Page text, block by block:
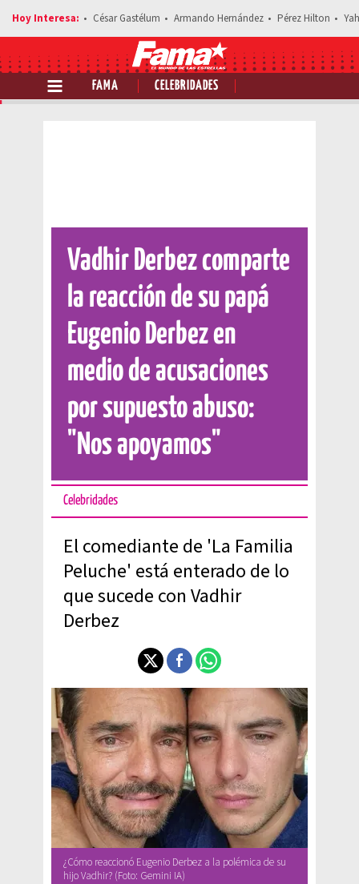
César Gastélum Armando Hernández Pérez Hilton
FAMA CELEBRIDADES
Comparte esta noticia
Vadhir Derbez comparte
la reacción de su papá
Eugenio Derbez en
medio de acusaciones
por supuesto abuso:
"Nos apoyamos"
Celebridades
El comediante de 'La Familia
Peluche' está enterado de lo
que sucede con Vadhir
Derbez
¿Cómo reaccionó Eugenio Derbez a la polémica de su
hijo Vadhir? (Foto: Gemini IA)